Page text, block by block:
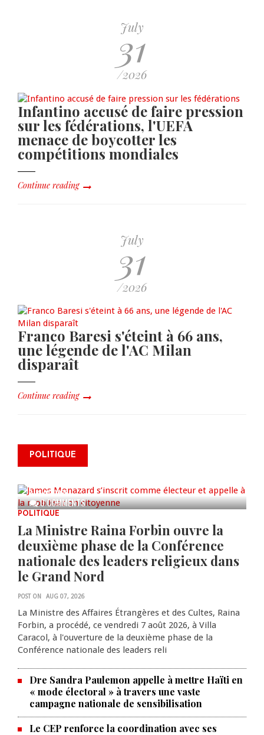
July
31
/2026
Infantino accusé de faire pression
sur les fédérations, l'UEFA
menace de boycotter les
compétitions mondiales
Continue reading
July
31
/2026
Franco Baresi s'éteint à 66 ans,
une légende de l'AC Milan
disparaît
Continue reading
POLITIQUE
0 COMMENTS
James Monazard s’inscrit comme
électeur et appelle à la
AUG 07, 2026
POLITIQUE
La Ministre Raina Forbin ouvre la
deuxième phase de la Conférence
nationale des leaders religieux dans
le Grand Nord
POST ON AUG 07, 2026
La Ministre des Affaires Étrangères et des Cultes, Raina
Forbin, a procédé, ce vendredi 7 août 2026, à Villa
Caracol, à l'ouverture de la deuxième phase de la
Conférence nationale des leaders reli
Dre Sandra Paulemon appelle à mettre Haïti en
« mode électoral » à travers une vaste
campagne nationale de sensibilisation
Le CEP renforce la coordination avec ses